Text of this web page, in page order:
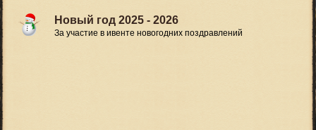
Новый год 2025 - 2026
За участие в ивенте новогодних поздравлений